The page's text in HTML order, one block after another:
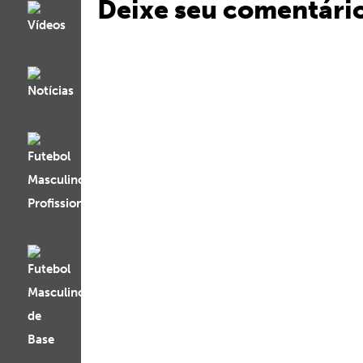
Deixe seu